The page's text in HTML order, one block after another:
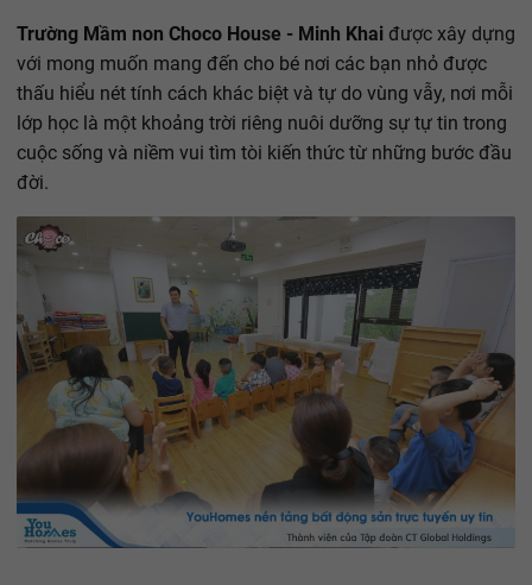
Trường Mầm non Choco House - Minh Khai được xây dựng
với mong muốn mang đến cho bé nơi các bạn nhỏ được
thấu hiểu nét tính cách khác biệt và tự do vùng vẫy, nơi mỗi
lớp học là một khoảng trời riêng nuôi dưỡng sự tự tin trong
cuộc sống và niềm vui tìm tòi kiến thức từ những bước đầu
đời.